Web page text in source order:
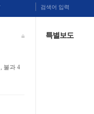
검색어 입력
특별보도